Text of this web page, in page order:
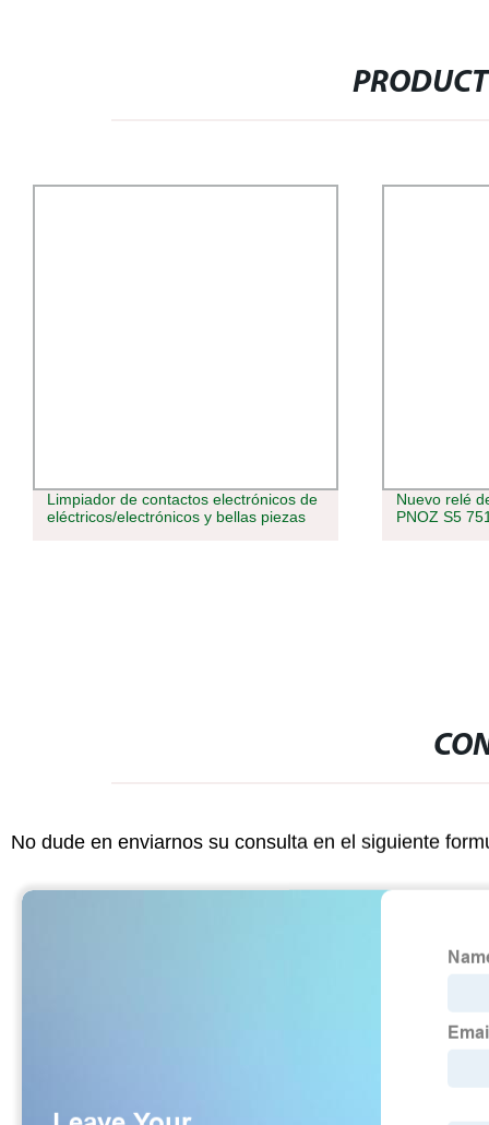
Limpiador de contactos electrónicos de
eléctricos/electrónicos y bellas piezas
Nuevo relé
PNOZ S5
No dude en enviarnos su consulta en el siguiente